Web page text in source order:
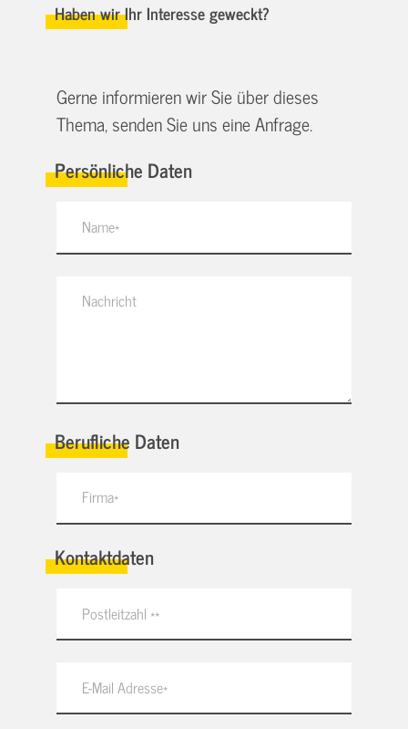
Haben wir Ihr Interesse geweckt?
Gerne informieren wir Sie über dieses
Thema, senden Sie uns eine Anfrage.
Persönliche Daten
Berufliche Daten
Kontaktdaten